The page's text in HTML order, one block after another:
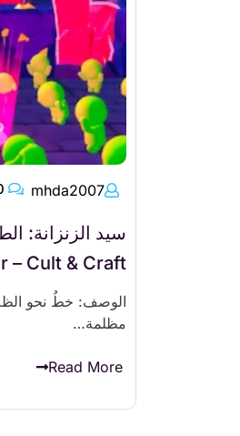
mhda2007
– Cult & Craft)
الوصف: خطُ نحو
مظلمة…
Read More